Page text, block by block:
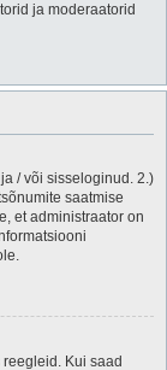
ja moderaatorid
/ või sisseloginud. 2.)
saatmise
et administraator on
Kui saad